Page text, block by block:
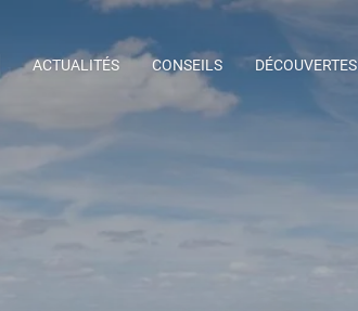
ACTUALITÉS CONSEILS DÉCOUVERTES